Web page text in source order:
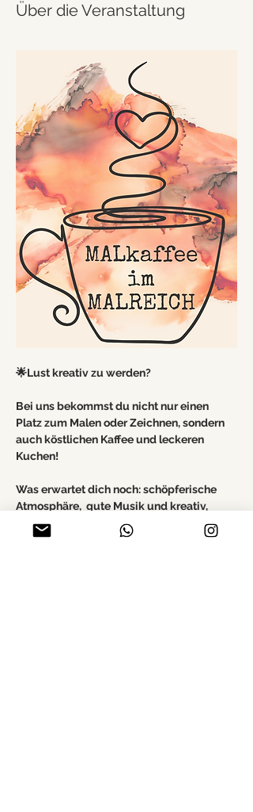
Über die Veranstaltung
🌟Lust kreativ zu werden?
Bei uns bekommst du nicht nur einen
Platz zum Malen oder Zeichnen, sondern
auch köstlichen Kaffee und leckeren
Kuchen!
Was erwartet dich noch: schöpferische
Atmosphäre,  gute Musik und kreativ,
inspirierende Begegnungen!